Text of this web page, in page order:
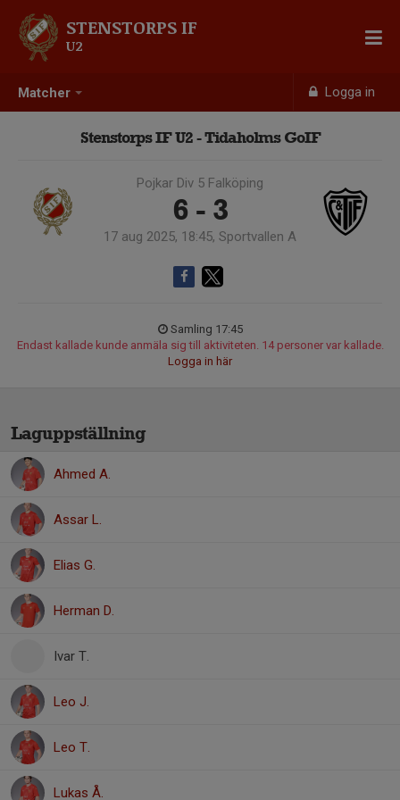
Matcher Logga in
STENSTORPS IF
U2
Stenstorps IF U2 - Tidaholms GoIF
Pojkar Div 5 Falköping
6 - 3
17 aug 2025, 18:45, Sportvallen A
Samling 17:45
Endast kallade kunde anmäla sig till aktiviteten. 14 personer var kallade.
Logga in här
Laguppställning
Ahmed A.
Assar L.
Elias G.
Herman D.
Ivar T.
Leo J.
Leo T.
Lukas Å.